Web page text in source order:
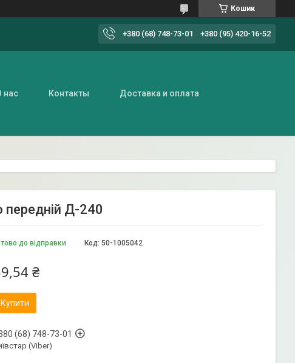
Кошик
+380 (68) 748-73-01 +380 (95) 420-16-52
нас Контакты Доставка и оплата
передній Д-240
до відправки Код: 50-1005042
₴
Купити
(68) 748-73-01
(Viber)